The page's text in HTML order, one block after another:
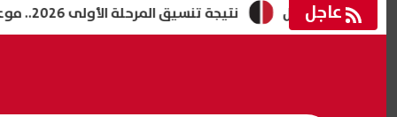
عاجل نتيجة تنسيق المرحلة الأولى 2026.. موعد إعلانها وما يحدث بعد غلق تسجيل الرغبات عاجل